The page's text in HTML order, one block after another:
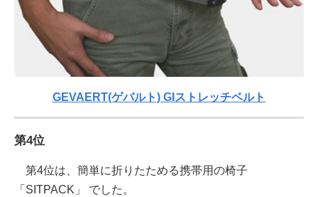
GEVAERT(ゲバルト) GIストレッチベルト
第4位
第4位は、簡単に折りたためる携帯用の椅子
「SITPACK」 でした。